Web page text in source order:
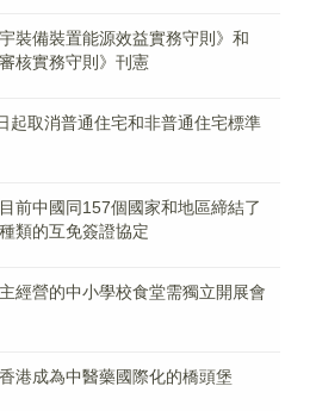
裝備裝置能源效益實務守則》和
核實務守則》刊憲
起取消普通住宅和非普通住宅標準
前中國同157個國家和地區締結了
類的互免簽證協定
經營的中小學校食堂需獨立開展會
港成為中醫藥國際化的橋頭堡